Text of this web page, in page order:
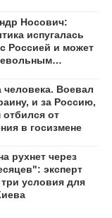
Носович:
испугалась
Россией и может
человека. Воевал
и за Россию,
отбился от
в госизмене
рухнет через
эксперт
три условия для